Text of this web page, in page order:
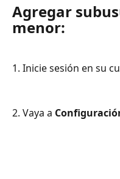
Agregar
menor:
1. Inicie sesión en su
2. Vaya a